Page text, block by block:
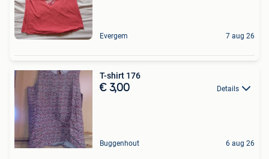
Evergem 7 aug 26
T-shirt 176
€ 3,00 Details
Buggenhout 6 aug 26